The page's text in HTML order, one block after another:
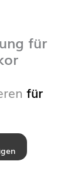
für
für